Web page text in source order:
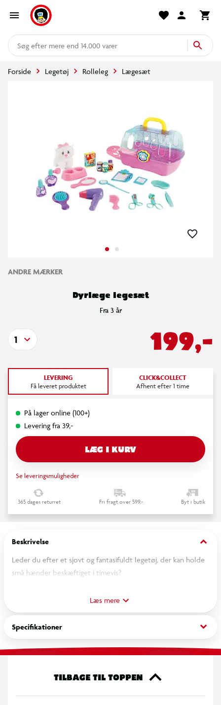
mere end 14.000 varer
Forside Legetøj Rolleleg Lægesæt
ANDRE MÆRKER
Dyrlæge legesæt
Fra 3 år
199,-
1
LEVERING
Få leveret produktet
CLICK&COLLECT
Afhent efter 1 time
På lager online (100+)
Levering fra 39,-
LÆG I KURV
Se leveringsmuligheder
365 dages returret Fri fragt over 599,- Byt i butik
Beskrivelse keyboard_arrow_down
Leder du efter et sjovt og fantasifuldt legetøj, der kan holde
små hænder beskæftiget i timevis?
Mød vores Pet Care legesæt til børn – den perfekte makker
til rolleleg! Dette søde sæt leveres med et nuttet plysdyr og
en bærbar transportkasse, så de små kan tage deres pelsede
ven med overalt – helt ligesom et rigtigt kæledyr! Inde i
kassen finder børnene en masse sjove accessories:
spejl og andet tilbehør til leg. En madskål og plejeudstyr til
Læs mere
Specifikationer keyboard_arrow_down
TILBAGE TIL TOPPEN